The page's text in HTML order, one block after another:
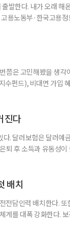
발한다. 내가 오래 해
용노동부·한국고용정
만
쯤은 고민해봤을 생각
수펀드), 비대면 가입
숫자는 기준에 따라달
진다
. 달러보험은 달러예
퇴 후 소득과 유동성
. 달러보험은 보험료를
배치
전담인력 배치한다. 또
계를 대폭 강화한다.